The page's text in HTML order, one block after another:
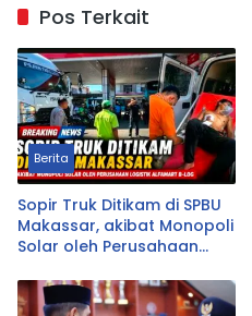
Pos Terkait
Berita
Sopir Truk Ditikam di SPBU
Makassar, akibat Monopoli
Solar oleh Perusahaan